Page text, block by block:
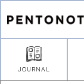
ンツに
進む
JOURNAL